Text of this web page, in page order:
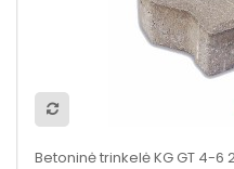
Betoninė trinkelė KG GT 4-6